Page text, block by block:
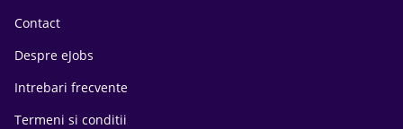
Contact
Despre eJobs
Intrebari frecvente
Termeni si conditii